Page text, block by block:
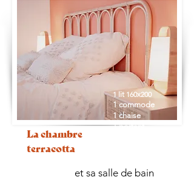
La chambre
terracotta
1 lit 160x200
1 commode
1 chaise
1 portant
et sa salle de bain